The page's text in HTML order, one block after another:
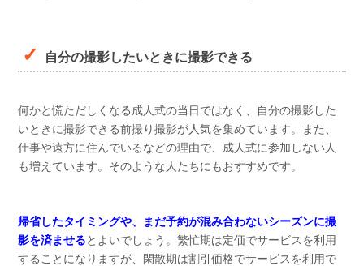
自分の撮影したいときに撮影できる
何かと慌ただしくなる成人式の当日ではなく、自分の撮影した
いときに撮影できる前撮り撮影が人気を集めています。また、
仕事や遠方に住んでいるなどの理由で、成人式に参加しない人
も増えています。そのような人たちにもおすすめです。
帰省したタイミングや、まだ予約が混み合わないシーズンに撮
影を済ませるとよいでしょう。繁忙期は定価でサービスを利用
することになりますが、閑散期は割引価格でサービスを利用で